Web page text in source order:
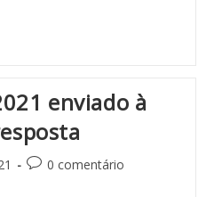
enviado à
0 comentário